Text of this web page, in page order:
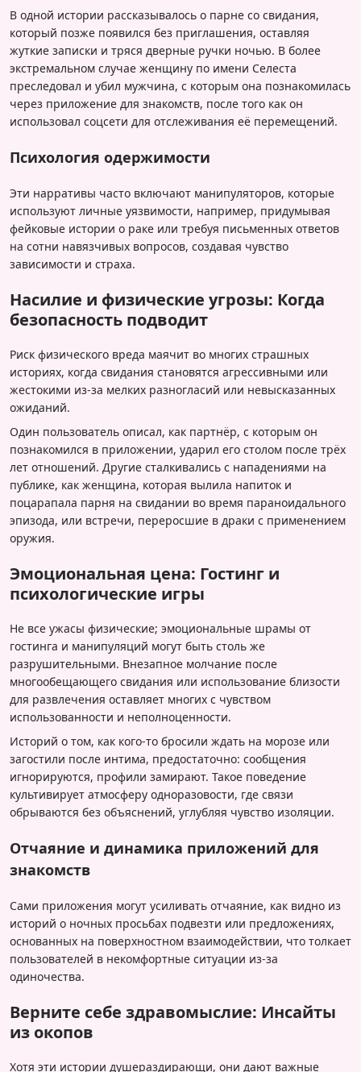
В одной истории рассказывалось о парне со свидания,
который позже появился без приглашения, оставляя
жуткие записки и тряся дверные ручки ночью. В более
экстремальном случае женщину по имени Селеста
преследовал и убил мужчина, с которым она познакомилась
через приложение для знакомств, после того как он
использовал соцсети для отслеживания её перемещений.
Психология одержимости
Эти нарративы часто включают манипуляторов, которые
используют личные уязвимости, например, придумывая
фейковые истории о раке или требуя письменных ответов
на сотни навязчивых вопросов, создавая чувство
зависимости и страха.
Насилие и физические угрозы: Когда
безопасность подводит
Риск физического вреда маячит во многих страшных
историях, когда свидания становятся агрессивными или
жестокими из-за мелких разногласий или невысказанных
ожиданий.
Один пользователь описал, как партнёр, с которым он
познакомился в приложении, ударил его столом после трёх
лет отношений. Другие сталкивались с нападениями на
публике, как женщина, которая вылила напиток и
поцарапала парня на свидании во время параноидального
эпизода, или встречи, переросшие в драки с применением
оружия.
Эмоциональная цена: Гостинг и
психологические игры
Не все ужасы физические; эмоциональные шрамы от
гостинга и манипуляций могут быть столь же
разрушительными. Внезапное молчание после
многообещающего свидания или использование близости
для развлечения оставляет многих с чувством
использованности и неполноценности.
Историй о том, как кого-то бросили ждать на морозе или
загостили после интима, предостаточно: сообщения
игнорируются, профили замирают. Такое поведение
культивирует атмосферу одноразовости, где связи
обрываются без объяснений, углубляя чувство изоляции.
Отчаяние и динамика приложений для
знакомств
Сами приложения могут усиливать отчаяние, как видно из
историй о ночных просьбах подвезти или предложениях,
основанных на поверхностном взаимодействии, что толкает
пользователей в некомфортные ситуации из-за
одиночества.
Верните себе здравомыслие: Инсайты
из окопов
Хотя эти истории душераздирающи, они дают важные